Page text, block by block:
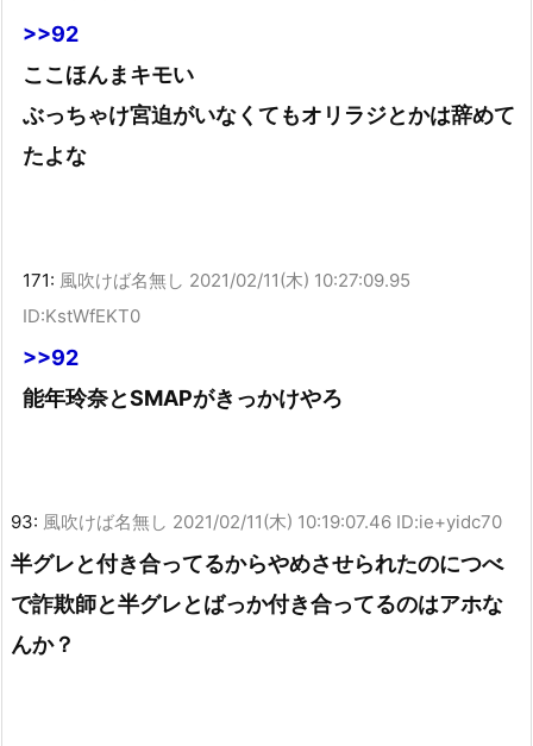
>>92
ここほんまキモい
ぶっちゃけ宮迫がいなくてもオリラジとかは辞めて
たよな
171: 風吹けば名無し 2021/02/11(木) 10:27:09.95
ID:KstWfEKT0
>>92
能年玲奈とSMAPがきっかけやろ
93: 風吹けば名無し 2021/02/11(木) 10:19:07.46 ID:ie+yidc70
半グレと付き合ってるからやめさせられたのにつべ
で詐欺師と半グレとばっか付き合ってるのはアホな
んか？